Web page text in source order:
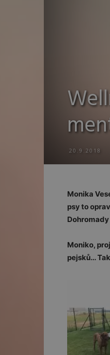
20.9.2018
Monika
psy to
Moniko,
pejsků…